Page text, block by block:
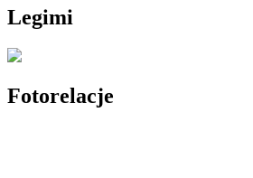
Legimi
Fotorelacje